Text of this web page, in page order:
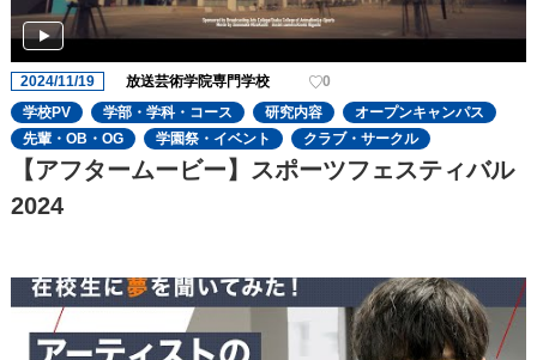
2024/11/19 放送芸術学院専門学校
0
学校PV
学部・学科・コース 研究内容
オープンキャンパス
先輩・OB・OG
学園祭・イベント クラブ・サークル
【アフタームービー】スポーツフェスティバル
2024